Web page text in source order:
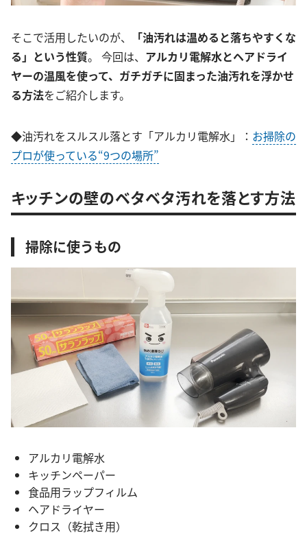
そこで活用したいのが、
「油汚れは温めると落ちやすくな
る」という性質。 今回は、 アルカリ電解水とヘアドライ
ヤーの温風を使って、ガチガチに固まった油汚れを浮かせ
る方法をご紹介します。
◆油汚れをスルスル落とす「アルカリ電解水」： お掃除の
プロが使っている“9つの場所”
キッチンの壁のベタベタ汚れを落とす方法
掃除に使うもの
アルカリ電解水
キッチンペーパー
食品用ラップフィルム
ヘアドライヤー
クロス（乾拭き用）